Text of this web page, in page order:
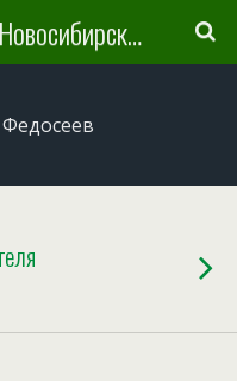
Литературная карта Новосибирска и Новосибирской области